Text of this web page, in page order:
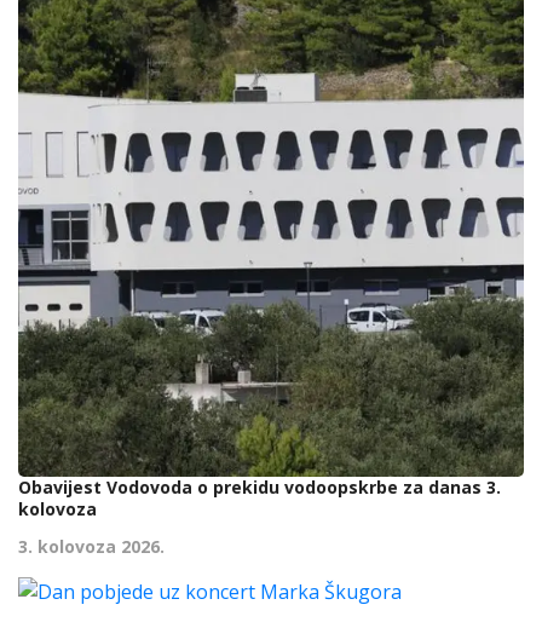
Obavijest Vodovoda o prekidu vodoopskrbe za danas 3.
kolovoza
3. kolovoza 2026.